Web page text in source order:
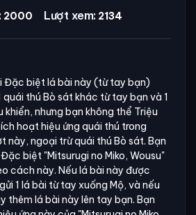
2000 Lượt xem: 2134
Đặc biệt lá bài này (từ tay bạn)
thú Bò sát khác từ tay bạn và 1
khiển, nhưng bạn không thể Triệu
hoạt hiệu ứng quái thú trong
này, ngoại trừ quái thú Bò sát. Bạn
Đặc biệt "Mitsurugi no Miko, Wousu"
cách này. Nếu lá bài này được
1 lá bài từ tay xuống Mộ, và nếu
thêm lá bài này lên tay bạn. Bạn